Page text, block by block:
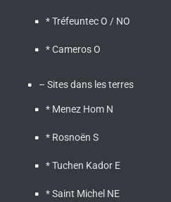
* Tréfeuntec O / NO
* Cameros O
– Sites dans les terres
* Menez Hom N
* Rosnoën S
* Tuchen Kador E
* Saint Michel NE